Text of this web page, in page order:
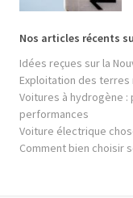
Nos articles récents
Idées reçues sur la
Exploitation des
Voitures à hydrogène
performances
Voiture électrique
Comment bien choisir